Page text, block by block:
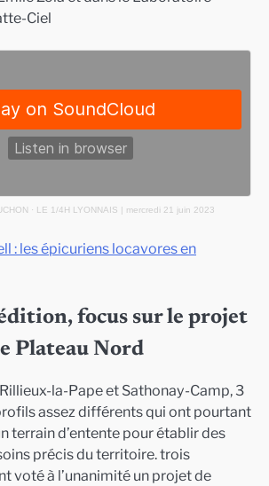
Ciel
· LE 1/4H LYONNAIS | mercredi 21 juin 2023
: les épicuriens locavores en
focus sur le projet
Plateau Nord
la-Pape et Sathonay-Camp, 3
assez différents qui ont pourtant
terrain d’entente pour établir des
précis du territoire. trois
voté à l’unanimité un projet de